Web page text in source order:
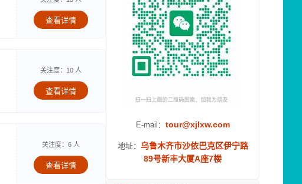
查看详情
关注度：10 人
查看详情
关注度：6 人
查看详情
E-mail： tour@xjlxw.com
地址： 乌鲁木齐市沙依巴克区伊宁路
89号新丰大厦A座7楼